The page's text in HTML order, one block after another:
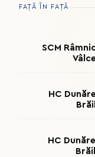
FAȚĂ ÎN FAȚĂ
SCM
HC
HC